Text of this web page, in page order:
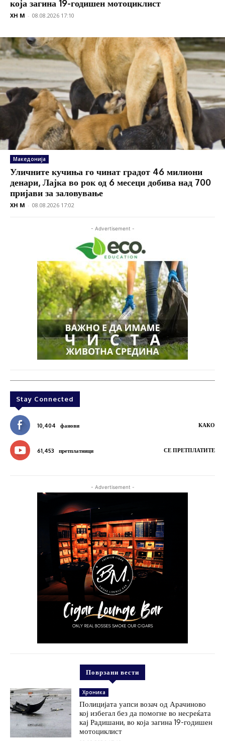
која загина 19-годишен мотоциклист
XH M - 08.08.2026 17:10
Македонија
Уличните кучиња го чинат градот 46 милиони
денари, Лајка во рок од 6 месеци добива над 700
пријави за заловување
XH M - 08.08.2026 17:02
- Advertisement -
Stay Connected
10,404 фанови КАКО
61,453 претплатници СЕ ПРЕТПЛАТИТЕ
- Advertisement -
Поврзани вести
Хроника
Полицијата уапси возач од Арачиново
кој избегал без да помогне во несреќата
кај Радишани, во која загина 19-годишен
мотоциклист